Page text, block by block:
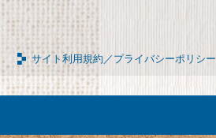
サイト利用規約／プライバシーポリシー